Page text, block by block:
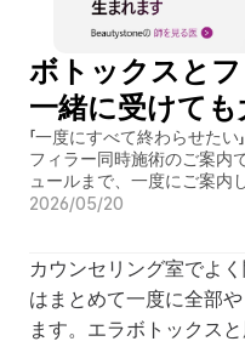
ボトックスと
一緒に受けて
「一度にすべて終わらせた
フィラー同時施術のご案内
ュールまで、一度にご案内
2026/05/20
カウンセリング室でよ
はまとめて一度に全部や
ます。エラボトックス